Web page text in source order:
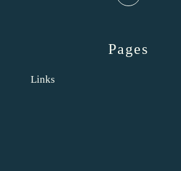
Pages
Links